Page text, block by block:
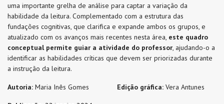
uma importante grelha de análise para captar a variação da
habilidade da leitura. Complementado com a estrutura das
fundações cognitivas, que clarifica e expande ambos os grupos, e
atualizado com os avanços mais recentes nesta área, este quadro
conceptual permite guiar a atividade do professor, ajudando-o a
identificar as habilidades críticas que devem ser priorizadas durante
a instrução da leitura.
Autoria: Maria Inês Gomes Edição gráfica: Vera Antunes